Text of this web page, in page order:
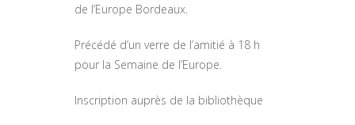
de l’Europe Bordeaux.
Précédé d’un verre de l’amitié à 18 h
pour la Semaine de l’Europe.
Inscription auprès de la bibliothèque